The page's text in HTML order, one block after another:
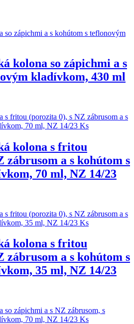
kolona so zápichmi a s
kladívkom, 430 ml
kolona s fritou
zábrusom a s kohútom s
70 ml, NZ 14/23
kolona s fritou
zábrusom a s kohútom s
35 ml, NZ 14/23